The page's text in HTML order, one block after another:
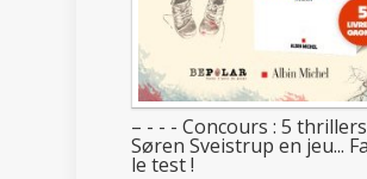
– - - - Concours : 5
Søren Sveistrup en jeu...
le test !